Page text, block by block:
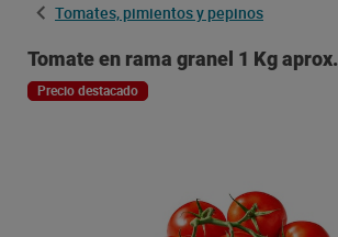
Tomates, pimientos y pepinos
Tomate en rama granel 1 Kg aprox.
Precio destacado